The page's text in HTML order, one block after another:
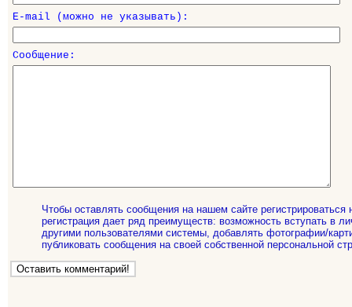
E-mail (можно не указывать):
Сообщение:
Чтобы оставлять сообщения на нашем сайте регистрироваться
регистрация дает ряд преимуществ: возможность вступать в
другими пользователями системы, добавлять фотографии/
публиковать сообщения на своей собственной персональной